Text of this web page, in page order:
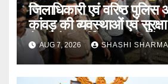
जिलाधिकारी एवं वरिष्ठ
कांवड़ की व्यवस्थाओं एवं
बैरागी कैंप पार्किंग स्थल जीरो
रात्रि पहुंचे
AUG 7, 2026 SHASHI SHARMA